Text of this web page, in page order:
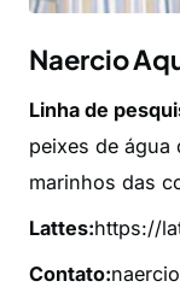
Naercio
Linha de
peixes de água
marinhos das
Lattes:https://
Contato: